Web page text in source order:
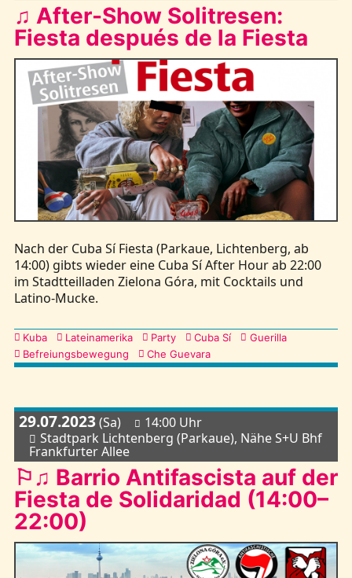
♫ After-Show Solitresen:
Fiesta después de la Fiesta
Nach der Cuba Sí Fiesta (Parkaue, Lichtenberg, ab
14:00) gibts wieder eine Cuba Sí After Hour ab 22:00
im Stadtteilladen Zielona Góra, mit Cocktails und
Latino-Mucke.
Kategorien
Kuba Lateinamerika Party Cuba Sí
Guerilla
Befreiungsbewegung
Che Guevara
29.07.2023(Sa)
14:00 Uhr
Stadtpark Lichtenberg (Parkaue), Nähe S+U Bhf
Frankfurter Allee
⚐♫ Barrio Antifascista auf der
Fiesta de Solidaridad (14:00–
22:00)